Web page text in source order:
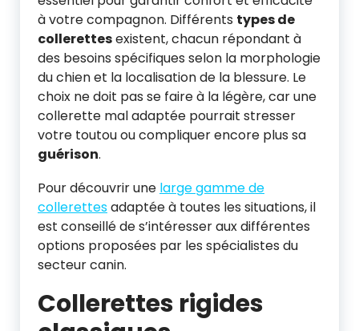
à votre compagnon. Différents types de
collerettesexistent, chacun répondant à
des besoins spécifiques selon la morphologie
du chien et la localisation de la blessure. Le
choix ne doit pas se faire à la légère, car une
collerette mal adaptée pourrait stresser
votre toutou ou compliquer encore plus sa
guérison.
Pour découvrir une large gamme de
collerettesadaptée à toutes les situations, il
est conseillé de s’intéresser aux différentes
options proposées par les spécialistes du
secteur canin.
Collerettes rigides